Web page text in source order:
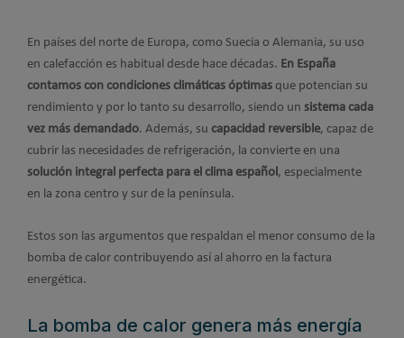
En países del norte de Europa, como Suecia o Alemania, su uso
en calefacción es habitual desde hace décadas. En España
contamos con condiciones climáticas óptimas que potencian su
rendimiento y por lo tanto su desarrollo, siendo un sistema cada
vez más demandado. Además, su capacidad reversible, capaz de
cubrir las necesidades de refrigeración, la convierte en una
solución integral perfecta para el clima español, especialmente
en la zona centro y sur de la península.
Estos son las argumentos que respaldan el menor consumo de la
bomba de calor contribuyendo así al ahorro en la factura
energética.
La bomba de calor genera más energía